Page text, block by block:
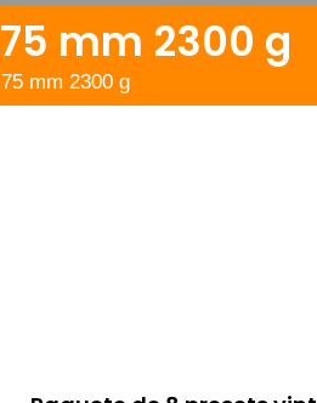
mm 2300 g
mm 2300 g